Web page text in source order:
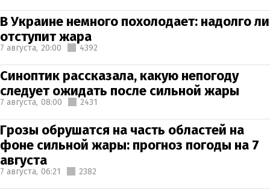
В Украине немного похолодает: надолго ли
отступит жара
7 августа, 20:00 4392
Синоптик рассказала, какую непогоду
следует ожидать после сильной жары
7 августа, 08:00 2431
Грозы обрушатся на часть областей на
фоне сильной жары: прогноз погоды на 7
августа
7 августа, 06:21 2382